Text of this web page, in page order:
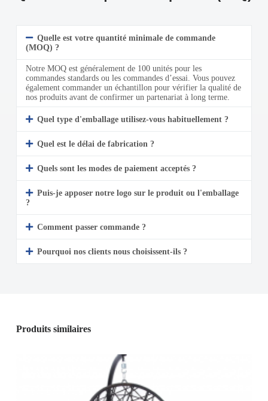
Quelle est votre quantité minimale de commande
(MOQ) ?
Notre MOQ est généralement de 100 unités pour les
commandes standards ou les commandes d’essai. Vous pouvez
également commander un échantillon pour vérifier la qualité de
nos produits avant de confirmer un partenariat à long terme.
Quel type d'emballage utilisez-vous habituellement ?
Quel est le délai de fabrication ?
Quels sont les modes de paiement acceptés ?
Puis-je apposer notre logo sur le produit ou l'emballage
?
Comment passer commande ?
Pourquoi nos clients nous choisissent-ils ?
Produits similaires